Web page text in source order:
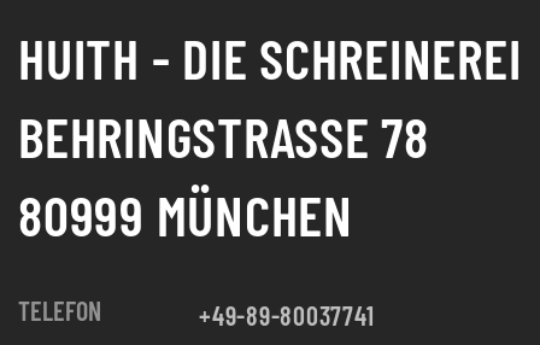
HUITH - DIE SCHREINEREI
BEHRINGSTRASSE 78
80999 MÜNCHEN
TELEFON
+49-89-80037741